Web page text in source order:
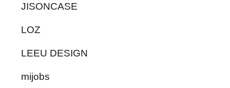
JISONCASE
LOZ
LEEU DESIGN
mijobs